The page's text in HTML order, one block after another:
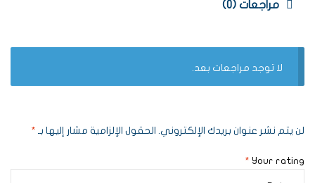
مراجعات (0)
لا توجد مراجعات بعد.
لن يتم نشر عنوان بريدك الإلكتروني. الحقول الإلزامية مشار إليها بـ *
Your rating
*